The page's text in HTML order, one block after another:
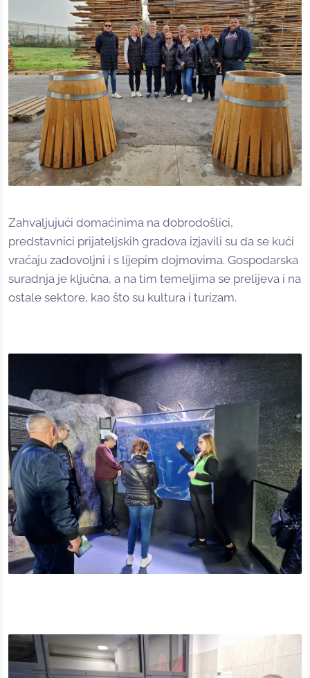
Zahvaljujući domaćinima na dobrodošlici,
predstavnici prijateljskih gradova izjavili su da se kući
vraćaju zadovoljni i s lijepim dojmovima. Gospodarska
suradnja je ključna, a na tim temeljima se prelijeva i na
ostale sektore, kao što su kultura i turizam.